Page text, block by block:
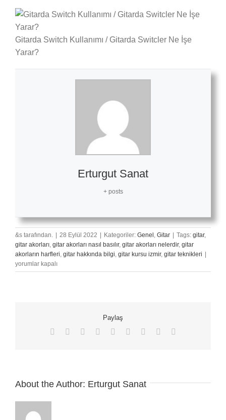
Gitarda Switch Kullanımı / Gitarda Switcler Ne İşe
Yarar?
Erturgut Sanat
+ posts
&s tarafından. | 28 Eylül 2022 | Kategoriler: Genel Gitar | Tags: gitar,
gitar akorları gitar akorları nasıl basılır, gitar akorları nelerdir, gitar
akorların harfleri gitar hakkında bilgi gitar kursu izmir, gitar teknikleri |
/
yorumlar kapalı
Paylaş
Facebook Reddit LinkedInWhatsApp
TumblrPinterest
About the Author: Erturgut Sanat